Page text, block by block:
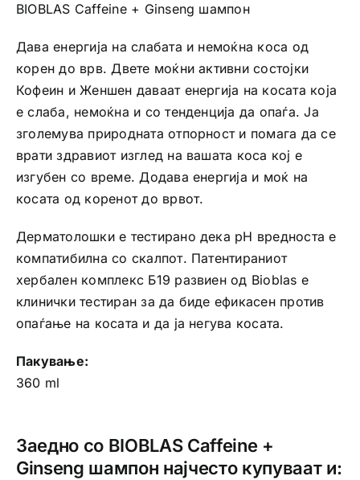
BIOBLAS Caffeine + Ginseng шампон
Дава енергија на слабата и немоќна коса од
корен до врв. Двете моќни активни состојки
Кофеин и Женшен даваат енергија на косата која
е слаба, немоќна и со тенденција да опаѓа. Ја
зголемува природната отпорност и помага да се
врати здравиот изглед на вашата коса кој е
изгубен со време. Додава енергија и моќ на
косата од коренот до врвот.
Дерматолошки е тестирано дека pH вредноста е
компатибилна со скалпот. Патентираниот
хербален комплекс Б19 развиен од Bioblas е
клинички тестиран за да биде ефикасен против
опаѓање на косата и да ја негува косата.
Пакување:
360 ml
Заедно со BIOBLAS Caffeine +
Ginseng шампон најчесто купуваат и: